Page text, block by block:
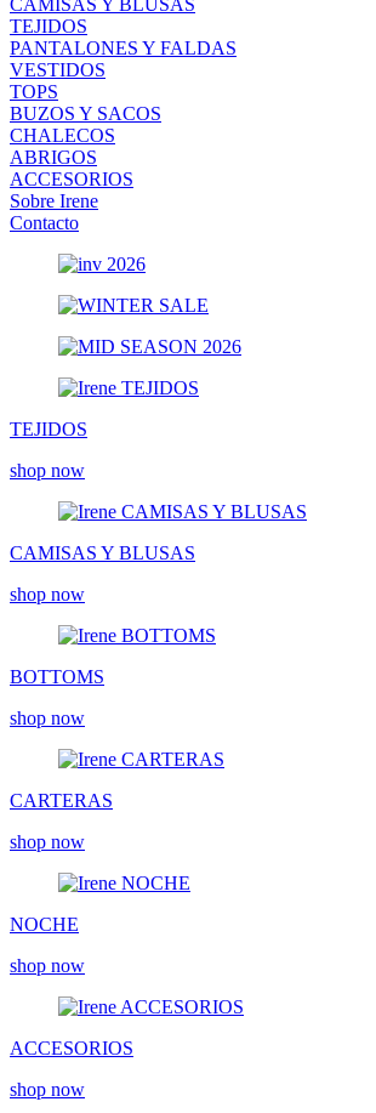
CAMISAS Y BLUSAS
TEJIDOS
PANTALONES Y FALDAS
VESTIDOS
TOPS
BUZOS Y SACOS
CHALECOS
ABRIGOS
ACCESORIOS
Sobre Irene
Contacto
TEJIDOS
shop now
CAMISAS Y BLUSAS
shop now
BOTTOMS
shop now
CARTERAS
shop now
NOCHE
shop now
ACCESORIOS
shop now